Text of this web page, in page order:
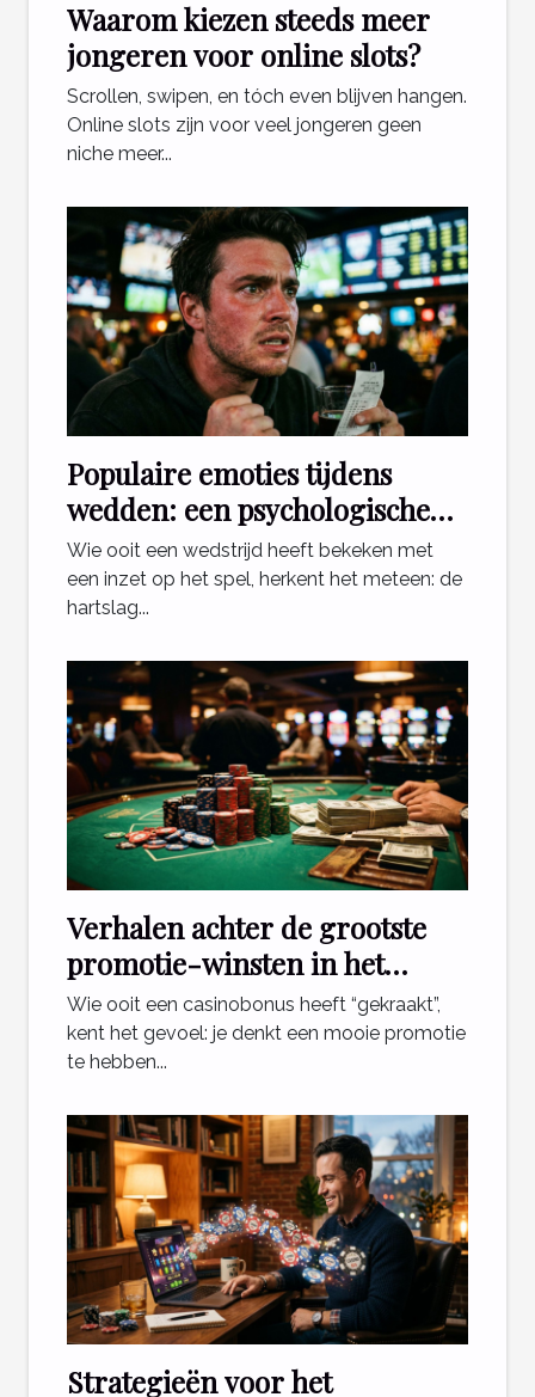
Waarom kiezen steeds meer
jongeren voor online slots?
Scrollen, swipen, en tóch even blijven hangen.
Online slots zijn voor veel jongeren geen
niche meer...
Populaire emoties tijdens
wedden: een psychologische
blik
Wie ooit een wedstrijd heeft bekeken met
een inzet op het spel, herkent het meteen: de
hartslag...
Verhalen achter de grootste
promotie-winsten in het
casino
Wie ooit een casinobonus heeft “gekraakt”,
kent het gevoel: je denkt een mooie promotie
te hebben...
Strategieën voor het